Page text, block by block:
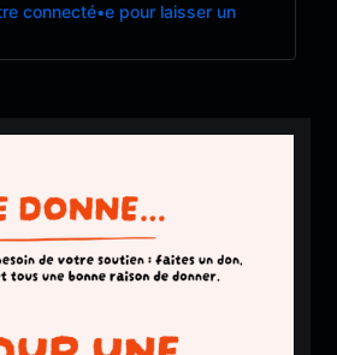
connecté•e pour laisser un